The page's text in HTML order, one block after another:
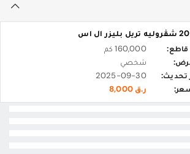
بليزر ال اس
160,000 كم
شخصي
تحديث:
2025-09-30
ر.ق 8,000